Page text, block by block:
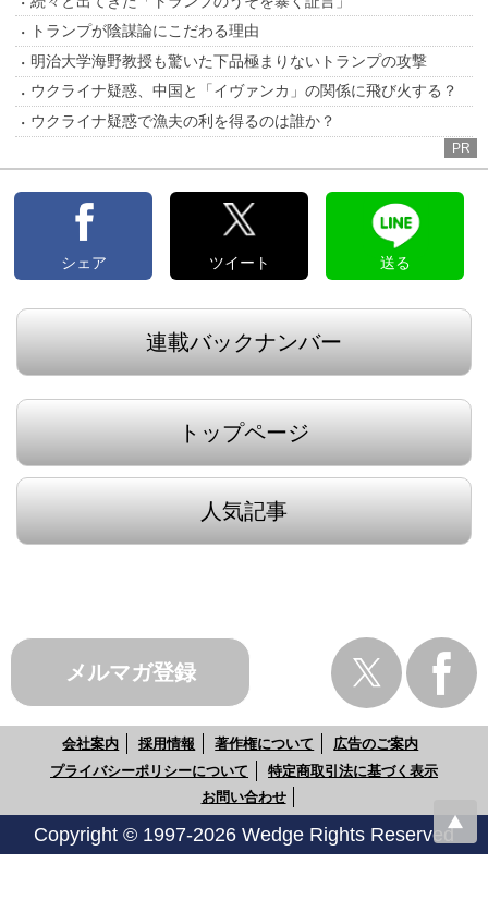
トランプが陰謀論にこだわる理由
明治大学海野教授も驚いた下品極まりないトランプの攻撃
ウクライナ疑惑、中国と「イヴァンカ」の関係に飛び火する？
ウクライナ疑惑で漁夫の利を得るのは誰か？
PR
シェア ツイート 送る
連載バックナンバー
トップページ
人気記事
メルマガ登録
会社案内 採用情報 著作権について
広告のご案内
プライバシーポリシーについて
特定商取引法に基づく表示
お問い合わせ
Copyright © 1997-2026 Wedge Rights Reserved